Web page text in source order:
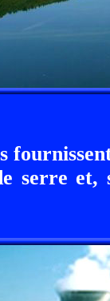
serre et,